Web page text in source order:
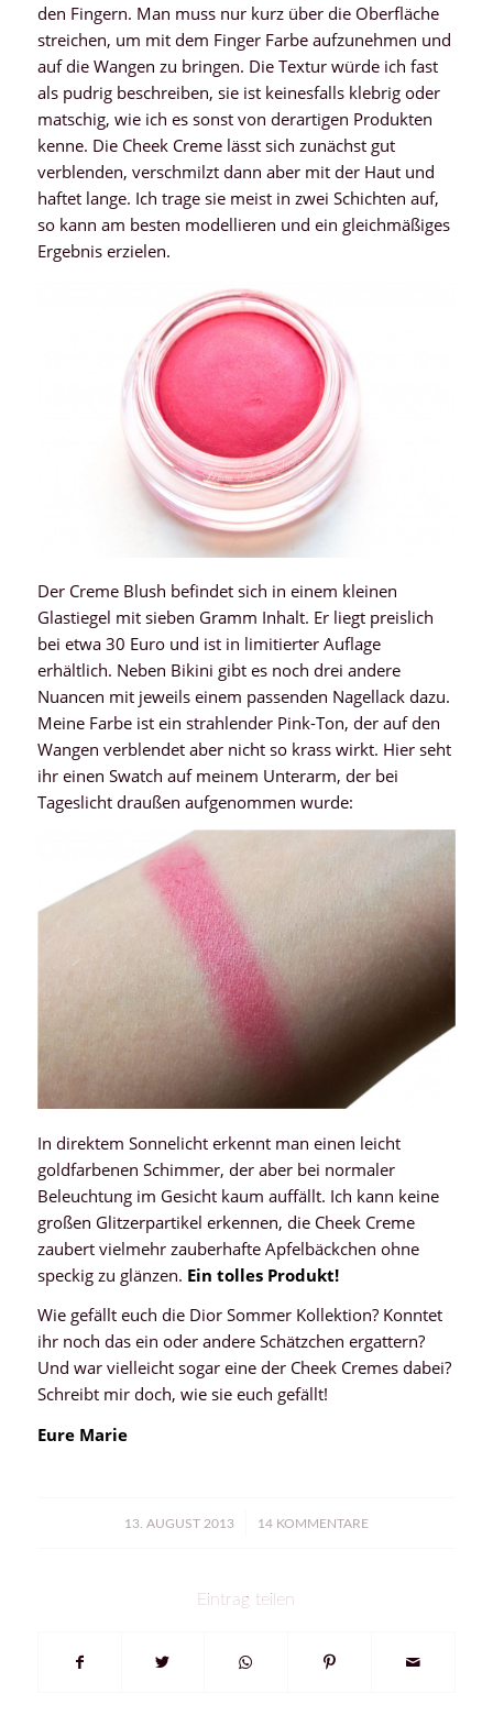
den Fingern. Man muss nur kurz über die Oberfläche
streichen, um mit dem Finger Farbe aufzunehmen und
auf die Wangen zu bringen. Die Textur würde ich fast
als pudrig beschreiben, sie ist keinesfalls klebrig oder
matschig, wie ich es sonst von derartigen Produkten
kenne. Die Cheek Creme lässt sich zunächst gut
verblenden, verschmilzt dann aber mit der Haut und
haftet lange. Ich trage sie meist in zwei Schichten auf,
so kann am besten modellieren und ein gleichmäßiges
Ergebnis erzielen.
Der Creme Blush befindet sich in einem kleinen
Glastiegel mit sieben Gramm Inhalt. Er liegt preislich
bei etwa 30 Euro und ist in limitierter Auflage
erhältlich. Neben Bikini gibt es noch drei andere
Nuancen mit jeweils einem passenden Nagellack dazu.
Meine Farbe ist ein strahlender Pink-Ton, der auf den
Wangen verblendet aber nicht so krass wirkt. Hier seht
ihr einen Swatch auf meinem Unterarm, der bei
Tageslicht draußen aufgenommen wurde:
In direktem Sonnelicht erkennt man einen leicht
goldfarbenen Schimmer, der aber bei normaler
Beleuchtung im Gesicht kaum auffällt. Ich kann keine
großen Glitzerpartikel erkennen, die Cheek Creme
zaubert vielmehr zauberhafte Apfelbäckchen ohne
speckig zu glänzen. Ein tolles Produkt!
Wie gefällt euch die Dior Sommer Kollektion? Konntet
ihr noch das ein oder andere Schätzchen ergattern?
Und war vielleicht sogar eine der Cheek Cremes dabei?
Schreibt mir doch, wie sie euch gefällt!
Eure Marie
13. AUGUST 2013
/ 14 KOMMENTARE
Eintrag teilen